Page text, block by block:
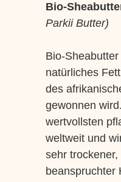
Bio-
Parkii Butter)
Bio-
natürliches
des
gewonnen
wertvollsten
weltweit und
sehr
beanspruchter